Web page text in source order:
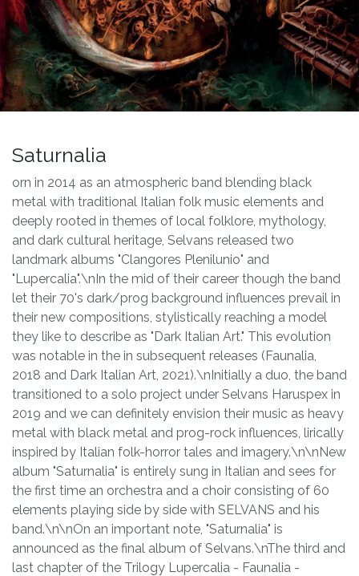
Saturnalia
orn in 2014 as an atmospheric band blending black
metal with traditional Italian folk music elements and
deeply rooted in themes of local folklore, mythology,
and dark cultural heritage, Selvans released two
landmark albums "Clangores Plenilunio" and
"Lupercalia".\nIn the mid of their career though the band
let their 70's dark/prog background influences prevail in
their new compositions, stylistically reaching a model
they like to describe as "Dark Italian Art." This evolution
was notable in the in subsequent releases (Faunalia,
2018 and Dark Italian Art, 2021).\nInitially a duo, the band
transitioned to a solo project under Selvans Haruspex in
2019 and we can definitely envision their music as heavy
metal with black metal and prog-rock influences, lirically
inspired by Italian folk-horror tales and imagery.\n\nNew
album "Saturnalia" is entirely sung in Italian and sees for
the first time an orchestra and a choir consisting of 60
elements playing side by side with SELVANS and his
band.\n\nOn an important note, "Saturnalia" is
announced as the final album of Selvans.\nThe third and
last chapter of the Trilogy Lupercalia - Faunalia -